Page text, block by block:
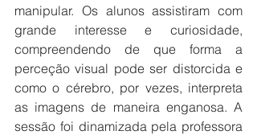
manipular. Os alunos assistiram com
grande interesse e curiosidade,
compreendendo de que forma a
perceção visual pode ser distorcida e
como o cérebro, por vezes, interpreta
as imagens de maneira enganosa. A
sessão foi dinamizada pela professora